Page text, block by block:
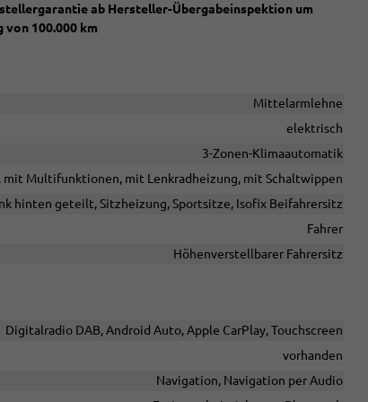
ab Hersteller-Übergabeinspektion um
100.000 km
Mittelarmlehne
elektrisch
3-Zonen-Klimaautomatik
mit Multifunktionen, mit Lenkradheizung, mit Schaltwippen
hinten geteilt, Sitzheizung, Sportsitze, Isofix Beifahrersitz
Fahrer
Höhenverstellbarer Fahrersitz
Digitalradio DAB, Android Auto, Apple CarPlay, Touchscreen
vorhanden
Navigation, Navigation per Audio